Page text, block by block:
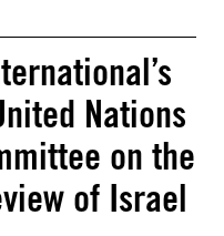
Nations
on the
of Israel